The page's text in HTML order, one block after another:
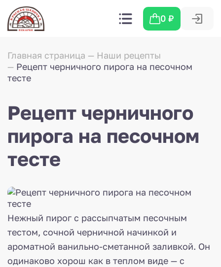
0 ₽
Главная страница
Наши рецепты
Рецепт черничного пирога на песочном
тесте
Рецепт черничного
пирога на песочном
тесте
Нежный пирог с рассыпчатым песочным
тестом, сочной черничной начинкой и
ароматной ванильно-сметанной заливкой. Он
одинаково хорош как в теплом виде — с